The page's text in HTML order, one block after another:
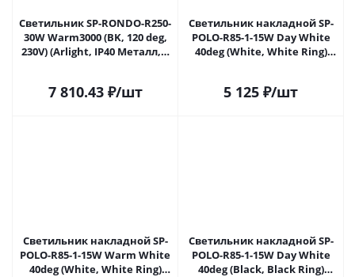
Светильник SP-RONDO-R250-
30W Warm3000 (BK, 120 deg,
230V) (Arlight, IP40 Металл, 3
7 810.43₽/шт
Светильник накладной SP-
POLO-R85-1-15W Day White
40deg (White, White Ring)
5 125 ₽/шт
Светильник накладной SP-
POLO-R85-1-15W Warm White
40deg (White, White Ring)
Светильник накладной SP-
POLO-R85-1-15W Day White
40deg (Black, Black Ring)